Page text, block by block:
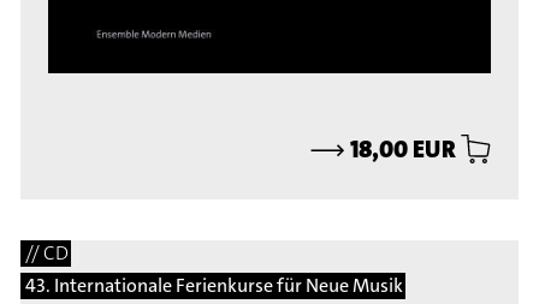
⟶18,00 EUR
// CD
43. Internationale Ferienkurse für Neue Musik